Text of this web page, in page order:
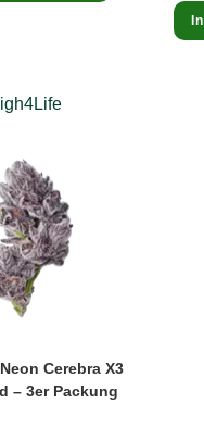
Varianten
Cerebra X3
– 3er Packung